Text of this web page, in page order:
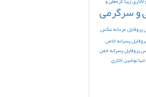
و سرگرمی
مردانهعکس
پسرانه خاص
پروفایل پسرانه خفن
نوشین لاتاری